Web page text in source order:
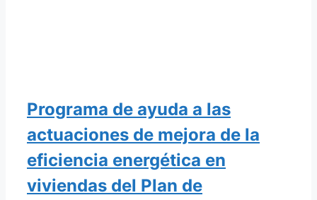
Programa de ayuda a las
actuaciones de mejora de la
eficiencia energética en
viviendas del Plan de